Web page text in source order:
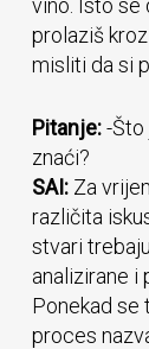
vino. Isto se
prolaziš
misliti da si
Pitanje:-Što
znaći?
SAI:Za
različita
stvari
analizirane i
Ponekad se
proces